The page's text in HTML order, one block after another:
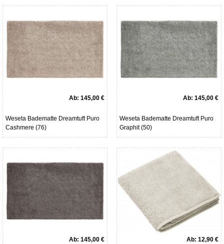
Ab: 145,00 €
Weseta Badematte Dreamtuft Puro
Cashmere (76)
Ab: 145,00 €
Weseta Badematte Dreamtuft Puro
Graphit (50)
Ab: 145,00 € Ab: 12,90 €